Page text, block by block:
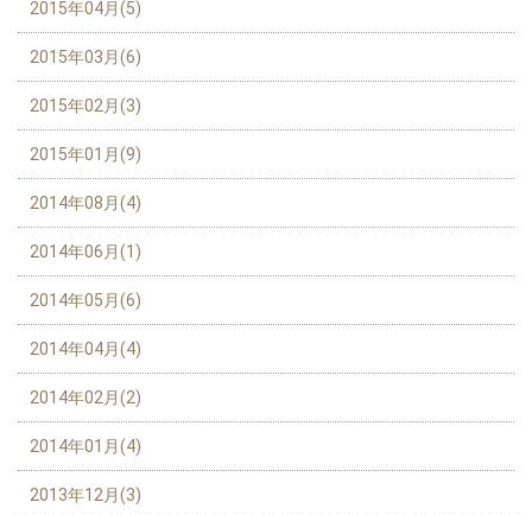
2015年04月(5)
2015年03月(6)
2015年02月(3)
2015年01月(9)
2014年08月(4)
2014年06月(1)
2014年05月(6)
2014年04月(4)
2014年02月(2)
2014年01月(4)
2013年12月(3)